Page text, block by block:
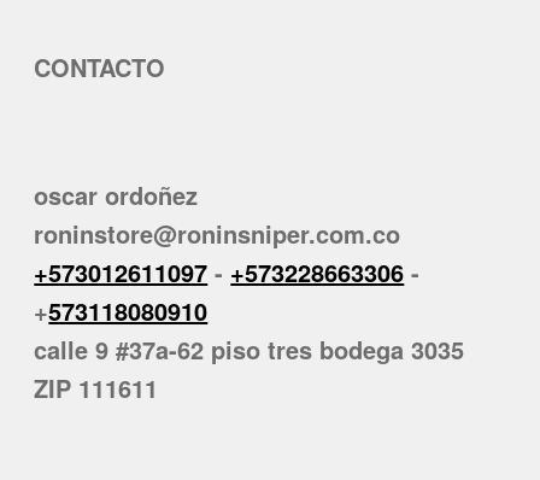
CONTACTO
oscar ordoñez
roninstore@roninsniper.com.co
+573012611097 - +573228663306 -
+573118080910
calle 9 #37a-62 piso tres bodega 3035
ZIP 111611